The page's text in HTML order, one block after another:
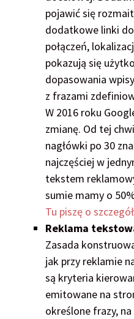
pojawić się
dodatkowe linki
połączeń,
pokazują się
dopasowania
z frazami
W 2016 roku
zmianę. Od tej
nagłówki po 30
najczęściej w
tekstem
sumie mamy o
Tu piszę o
Reklama
Zasada
jak przy reklamie
są kryteria
emitowane na
określone frazy,